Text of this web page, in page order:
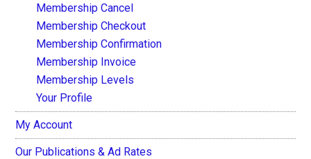
Membership Cancel
Membership Checkout
Membership Confirmation
Membership Invoice
Membership Levels
Your Profile
My Account
Our Publications & Ad Rates